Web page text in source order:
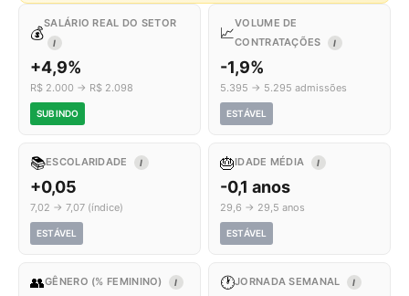
💰
SALÁRIO REAL DO SETOR
I
+4,9%
R$ 2.000 → R$ 2.098
SUBINDO
📈
VOLUME DE
CONTRATAÇÕES
I
-1,9%
5.395 → 5.295 admissões
ESTÁVEL
📚ESCOLARIDADE I
+0,05
7,02 → 7,07 (índice)
ESTÁVEL
🎂IDADE MÉDIA I
-0,1 anos
29,6 → 29,5 anos
ESTÁVEL
👥GÊNERO (% FEMININO) I 🕐JORNADA SEMANAL I